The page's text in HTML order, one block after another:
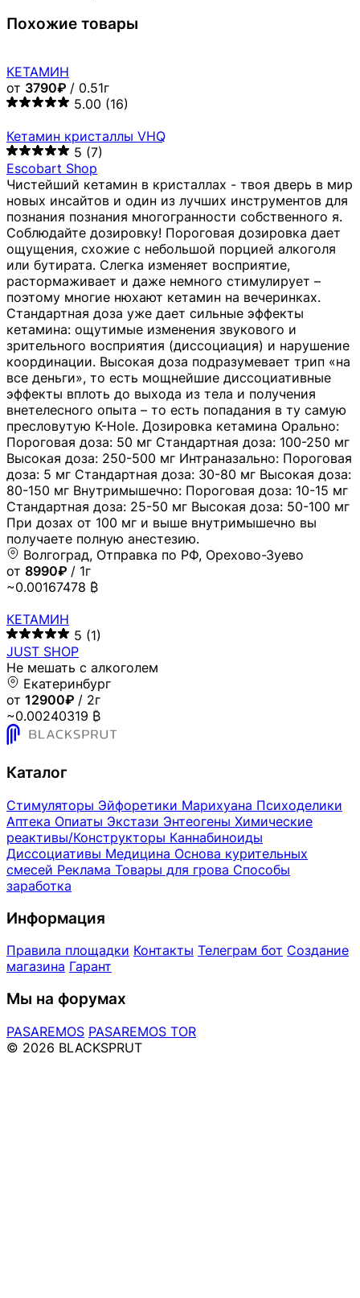
Похожие товары
КЕТАМИН
от 3790₽ / 0.51г
5.00 (16)
Кетамин кристаллы VHQ
5 (7)
Escobart Shop
Чистейший кетамин в кристаллах - твоя дверь в мир
новых инсайтов и один из лучших инструментов для
познания познания многогранности собственного я.
Соблюдайте дозировку! Пороговая дозировка дает
ощущения, схожие с небольшой порцией алкоголя
или бутирата. Слегка изменяет восприятие,
растормаживает и даже немного стимулирует –
поэтому многие нюхают кетамин на вечеринках.
Стандартная доза уже дает сильные эффекты
кетамина: ощутимые изменения звукового и
зрительного восприятия (диссоциация) и нарушение
координации. Высокая доза подразумевает трип «на
все деньги», то есть мощнейшие диссоциативные
эффекты вплоть до выхода из тела и получения
внетелесного опыта – то есть попадания в ту самую
пресловутую K-Hole. Дозировка кетамина Орально:
Пороговая доза: 50 мг Стандартная доза: 100-250 мг
Высокая доза: 250-500 мг Интраназально: Пороговая
доза: 5 мг Стандартная доза: 30-80 мг Высокая доза:
80-150 мг Внутримышечно: Пороговая доза: 10-15 мг
Стандартная доза: 25-50 мг Высокая доза: 50-100 мг
При дозах от 100 мг и выше внутримышечно вы
получаете полную анестезию.
Волгоград, Отправка по РФ, Орехово-Зуево
от 8990₽ / 1г
~0.00167478 ₿
КЕТАМИН
5 (1)
JUST SHOP
Не мешать с алкоголем
Екатеринбург
от 12900₽ / 2г
~0.00240319 ₿
Каталог
Стимуляторы Эйфоретики Марихуана Психоделики
Аптека Опиаты Экстази Энтеогены Химические
реактивы/Конструкторы Каннабиноиды
Диссоциативы Медицина Основа курительных
смесей Реклама Товары для грова Способы
заработка
Информация
Правила площадки Контакты Телеграм бот Создание
магазина Гарант
Мы на форумах
PASAREMOS PASAREMOS TOR
© 2026 BLACKSPRUT